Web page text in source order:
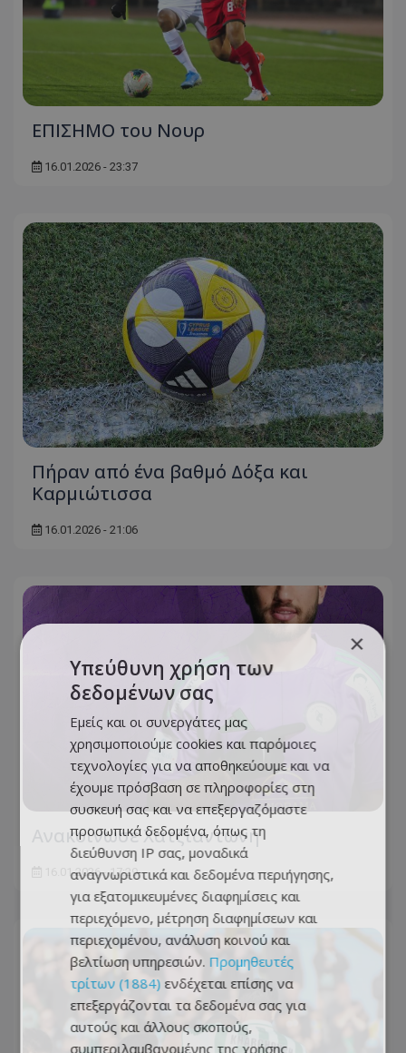
EΠΙΣΗΜΟ του Νουρ
16.01.2026 - 23:37
Πήραν από ένα βαθμό Δόξα και
Καρμιώτισσα
16.01.2026 - 21:06
Ανακοίνωσε Χατζιαντώνη
16.01.2026 - 17:29
×
Υπεύθυνη χρήση των
δεδομένων σας
Εμείς και οι συνεργάτες μας
χρησιμοποιούμε cookies και παρόμοιες
τεχνολογίες για να αποθηκεύουμε και να
έχουμε πρόσβαση σε πληροφορίες στη
συσκευή σας και να επεξεργαζόμαστε
προσωπικά δεδομένα, όπως τη
διεύθυνση IP σας, μοναδικά
αναγνωριστικά και δεδομένα περιήγησης,
για εξατομικευμένες διαφημίσεις και
περιεχόμενο, μέτρηση διαφημίσεων και
περιεχομένου, ανάλυση κοινού και
βελτίωση υπηρεσιών. Προμηθευτές
τρίτων (1884) ενδέχεται επίσης να
επεξεργάζονται τα δεδομένα σας για
αυτούς και άλλους σκοπούς,
συμπεριλαμβανομένης της χρήσης